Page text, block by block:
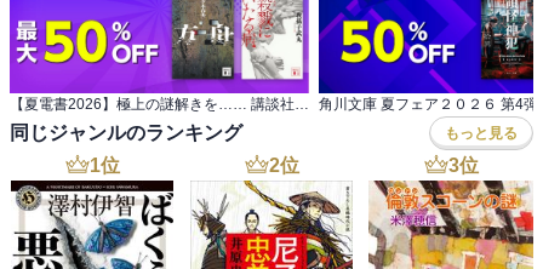
初めてこの瞬間に判りました。この物語に何故主人公の名前が必要
が無いのかに……くぅ。
主人公に名前をつけなくてここまで話が書けるんですねぇ……凄い
力量です。
そこはかとなくホラー感が漂ってる。という感じだけで、それほど
怖くはないのだが、なかなか面白い。こっそり、主人公とタケルの
恋の進展を期待してしまうしぃ（笑）
ホラーですから、ラストはちょっと現実味が無く、個人的にちょっ
ぴり悲しい思いもするが、物凄くまとまった話だと感じたなぁ。
【夏電書2026】極上の謎解きを…… 講談社 真夏のミステリーフェア
同じジャンルのランキング もっと見る
1位 2位 3位